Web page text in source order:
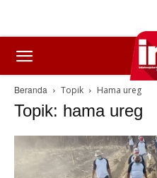
Beranda Topik Hama ureg
Topik: hama ureg